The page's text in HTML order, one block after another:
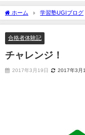
ホーム 学習塾UGIブログ
合格者体験記
チャレンジ！
2017年3月19日 2017年3月